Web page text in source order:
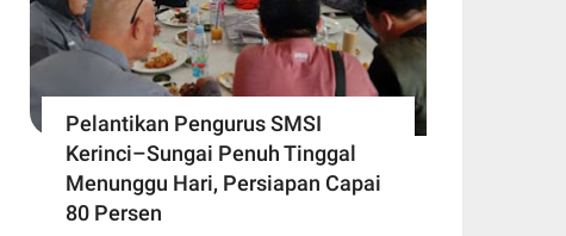
Pelantikan Pengurus SMSI
Kerinci–Sungai Penuh Tinggal
Menunggu Hari, Persiapan Capai
80 Persen